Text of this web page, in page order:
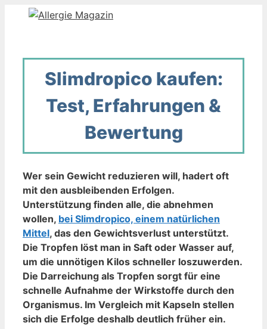
Slimdropico kaufen:
Test, Erfahrungen &
Bewertung
Wer sein Gewicht reduzieren will, hadert oft
mit den ausbleibenden Erfolgen.
Unterstützung finden alle, die abnehmen
wollen, bei Slimdropico, einem natürlichen
Mittel, das den Gewichtsverlust unterstützt.
Die Tropfen löst man in Saft oder Wasser auf,
um die unnötigen Kilos schneller loszuwerden.
Die Darreichung als Tropfen sorgt für eine
schnelle Aufnahme der Wirkstoffe durch den
Organismus. Im Vergleich mit Kapseln stellen
sich die Erfolge deshalb deutlich früher ein.